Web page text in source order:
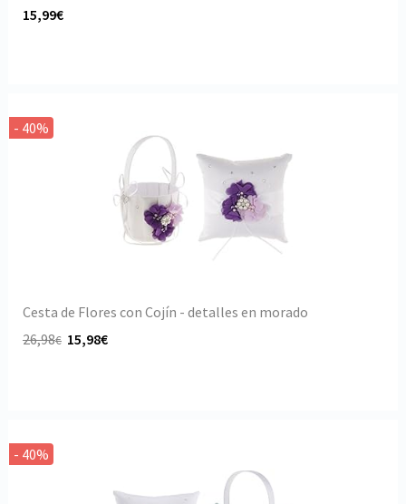
15,99€
- 40%
Cesta de Flores con Cojín - detalles en morado
26,98€ 15,98€
- 40%